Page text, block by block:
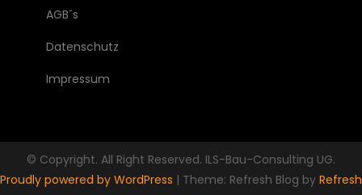
AGB´s
Datenschutz
Impressum
© Copyright. All Right Reserved. ILS-Bau-Consulting UG.
Proudly powered by WordPress | Theme: Refresh Blog by Refresh